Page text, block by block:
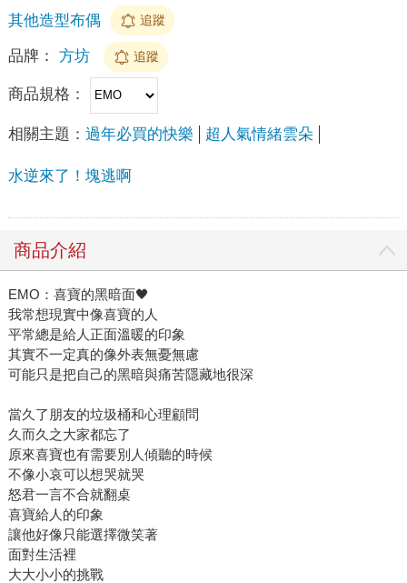
其他造型布偶
追蹤
品牌： 方坊 追蹤
商品規格：
相關主題： 過年必買的快樂 超人氣情緒雲朵
水逆來了！塊逃啊
商品介紹
EMO：喜寶的黑暗面🖤
我常想現實中像喜寶的人
平常總是給人正面溫暖的印象
其實不一定真的像外表無憂無慮
可能只是把自己的黑暗與痛苦隱藏地很深
當久了朋友的垃圾桶和心理顧問
久而久之大家都忘了
原來喜寶也有需要別人傾聽的時候
不像小哀可以想哭就哭
怒君一言不合就翻桌
喜寶給人的印象
讓他好像只能選擇微笑著
面對生活裡
大大小小的挑戰